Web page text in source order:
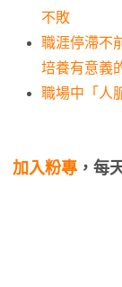
不敗
職涯停滯不
培養有意義
職場中「人
加入粉專 ，每